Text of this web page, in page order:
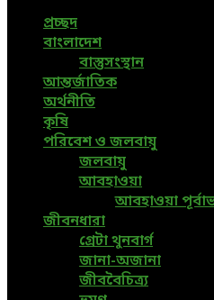
প্রচ্ছদ
বাংলাদেশ
বাস্তুসংস্থান
আন্তর্জাতিক
অর্থনীতি
কৃষি
পরিবেশ ও জলবায়ু
জলবায়ু
আবহাওয়া
আবহাওয়া
জীবনধারা
গ্রেটা থুনবার্গ
জানা-অজানা
জীববৈচিত্র্য